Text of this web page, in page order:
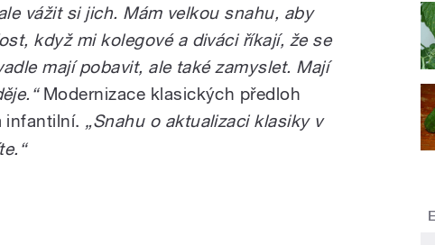
vážit si jich. Mám velkou snahu, aby
když mi kolegové a diváci říkají, že se
mají pobavit, ale také zamyslet. Mají
Modernizace klasických předloh
infantilní. „Snahu o aktualizaci klasiky v